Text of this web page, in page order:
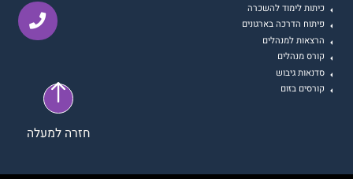
חזרה למעלה
כיתות לימוד להשכרה
פיתוח הדרכה בארגונים
הרצאות למנהלים
קורס מנהלים
סדנאות גיבוש
קורסים בזום